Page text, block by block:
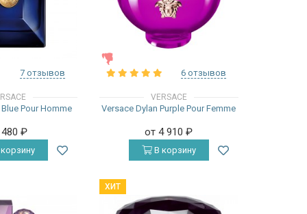
7 отзывов
Pour Homme
480₽
6 отзывов
VERSACE
Versace Dylan Purple Pour Femme
от 4 910₽
В корзину
ХИТ